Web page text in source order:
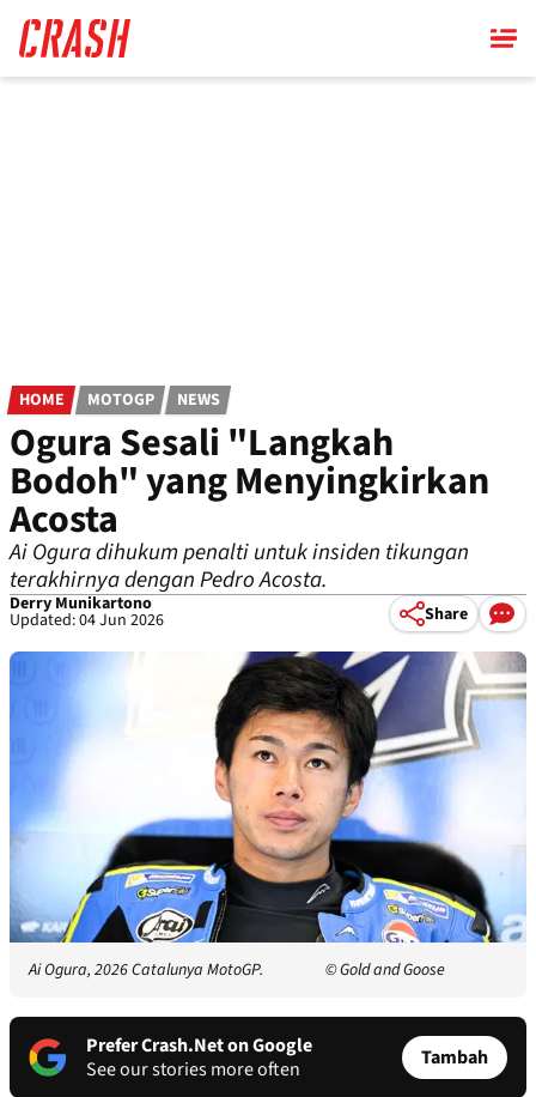
main
content
HOME MOTOGP NEWS
Ogura Sesali "Langkah
Bodoh" yang Menyingkirkan
Acosta
Ai Ogura dihukum penalti untuk insiden tikungan
terakhirnya dengan Pedro Acosta.
Derry Munikartono
Updated: 04 Jun 2026 Share
Ai Ogura, 2026 Catalunya MotoGP. © Gold and Goose
Prefer Crash.Net on Google
See our stories more often
Tambah